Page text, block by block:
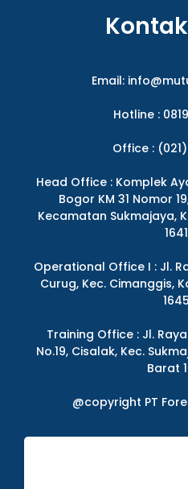
Email:
Hotline :
Office :
Head Office : Komplek
Bogor KM 31 Nomor
Kecamatan Sukmajaya,
Operational Office I : Jl.
Curug, Kec. Cimanggis,
Training Office : Jl.
No.19, Cisalak, Kec.
Barat
@copyright PT